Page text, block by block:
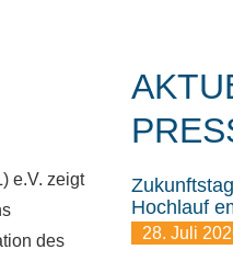
e.V. zeigt
des
Hochlauf
28. Juli